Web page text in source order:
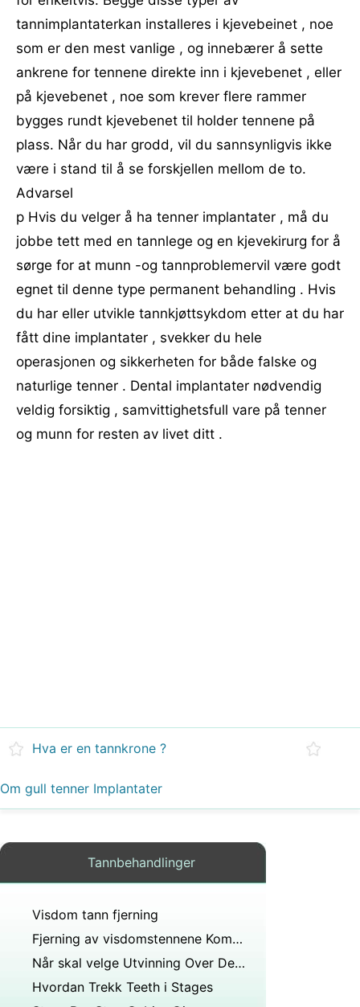
tannimplantaterkan installeres i kjevebeinet , noe
som er den mest vanlige , og innebærer å sette
ankrene for tennene direkte inn i kjevebenet , eller
på kjevebenet , noe som krever flere rammer
bygges rundt kjevebenet til holder tennene på
plass. Når du har grodd, vil du sannsynligvis ikke
være i stand til å se forskjellen mellom de to.
Advarsel
p Hvis du velger å ha tenner implantater , må du
jobbe tett med en tannlege og en kjevekirurg for å
sørge for at munn -og tannproblemervil være godt
egnet til denne type permanent behandling . Hvis
du har eller utvikle tannkjøttsykdom etter at du har
fått dine implantater , svekker du hele
operasjonen og sikkerheten for både falske og
naturlige tenner . Dental implantater nødvendig
veldig forsiktig , samvittighetsfull vare på tenner
og munn for resten av livet ditt .
Hva er en tannkrone ?
Om gull tenner Implantater
Tannbehandlinger
Visdom tann fjerning
Fjerning av visdomstennene Komplikasjoner
Når skal velge Utvinning Over Destillasjon
Hvordan Trekk Teeth i Stages